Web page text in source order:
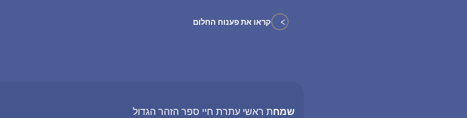
> קראו את פענוח החלום
שמחת ראשי עתרת חיי ספר הזהר הגדול